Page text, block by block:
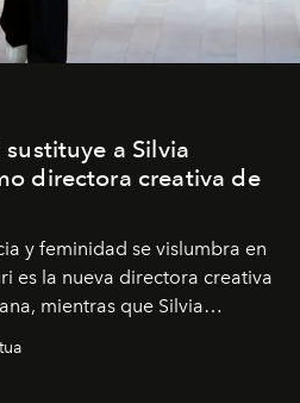
a Silvia
directora creativa de
y feminidad se vislumbra en
es la nueva directora creativa
mientras que Silvia